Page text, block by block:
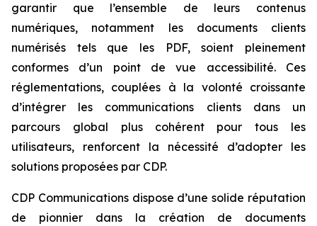
garantir que l’ensemble de leurs contenus
numériques, notamment les documents clients
numérisés tels que les PDF, soient pleinement
conformes d’un point de vue accessibilité. Ces
réglementations, couplées à la volonté croissante
d’intégrer les communications clients dans un
parcours global plus cohérent pour tous les
utilisateurs, renforcent la nécessité d’adopter les
solutions proposées par CDP.
CDP Communications dispose d’une solide réputation
de pionnier dans la création de documents